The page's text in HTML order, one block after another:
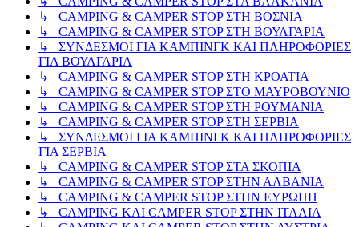
↳ CAMPING & CAMPER STOP ΣΤΗ ΒΟΣΝΙΑ
↳ CAMPING & CAMPER STOP ΣΤΗ ΒΟΥΛΓΑΡΙΑ
↳ ΣΥΝΔΕΣΜΟΙ ΓΙΑ ΚΑΜΠΙΝΓΚ ΚΑΙ ΠΛΗΡΟΦΟΡΙΕΣ
ΓΙΑ ΒΟΥΛΓΑΡΙΑ
↳ CAMPING & CAMPER STOP ΣΤΗ ΚΡΟΑΤΙΑ
↳ CAMPING & CAMPER STOP ΣΤΟ ΜΑΥΡΟΒΟΥΝΙΟ
↳ CAMPING & CAMPER STOP ΣΤΗ ΡΟΥΜΑΝΙΑ
↳ CAMPING & CAMPER STOP ΣΤΗ ΣΕΡΒΙΑ
↳ ΣΥΝΔΕΣΜΟΙ ΓΙΑ ΚΑΜΠΙΝΓΚ ΚΑΙ ΠΛΗΡΟΦΟΡΙΕΣ
ΓΙΑ ΣΕΡΒΙΑ
↳ CAMPING & CAMPER STOP ΣΤΑ ΣΚΟΠΙΑ
↳ CAMPING & CAMPER STOP ΣΤΗΝ ΑΛΒΑΝΙΑ
↳ CAMPING & CAMPER STOP ΣΤΗΝ ΕΥΡΩΠΗ
↳ CAMPING KAI CAMPER STOP ΣΤΗΝ ΙΤΑΛΙΑ